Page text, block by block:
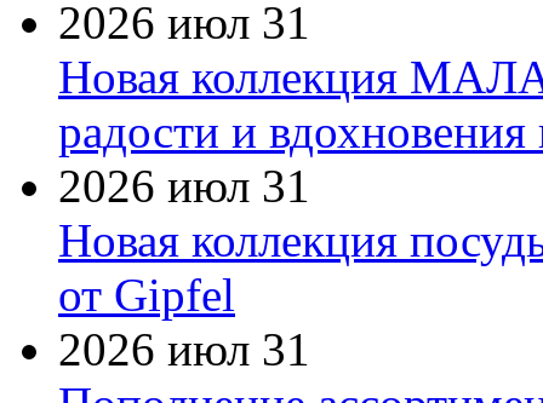
2026 июл 31
Новая коллекция
радости и
2026 июл 31
Новая коллекция
от Gipfel
2026 июл 31